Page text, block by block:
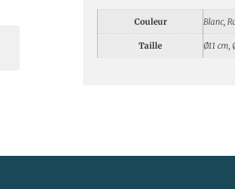
Couleur Blanc,
Taille Ø11 cm,